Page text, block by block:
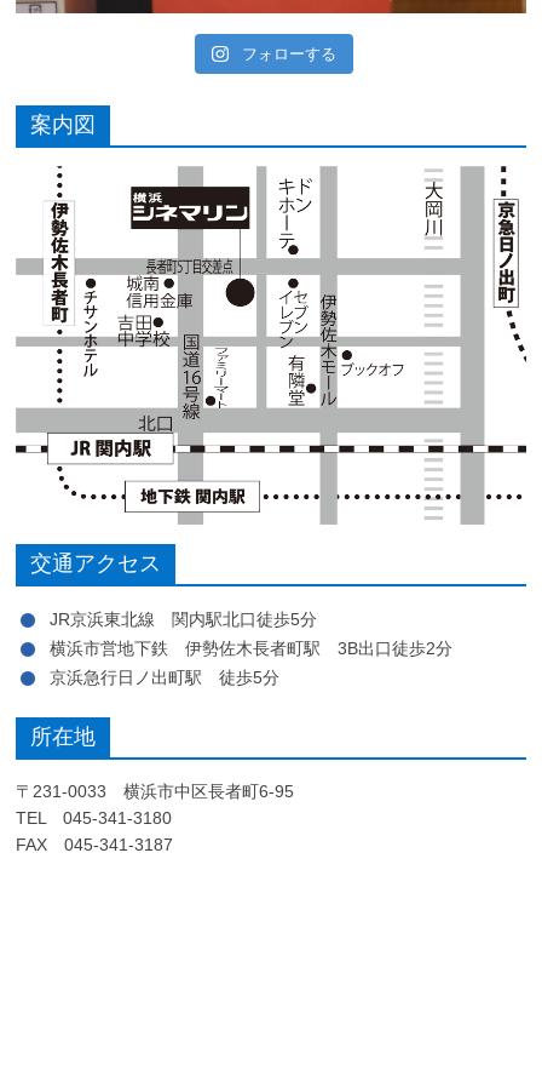
フォローする
案内図
交通アクセス
JR京浜東北線 関内駅北口徒歩5分
横浜市営地下鉄 伊勢佐木長者町駅 3B出口徒歩2分
京浜急行日ノ出町駅 徒歩5分
所在地
〒231-0033 横浜市中区長者町6-95
TEL 045-341-3180
FAX 045-341-3187